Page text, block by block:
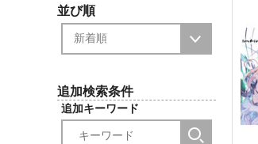
並び順
追加検索条件
追加キーワード